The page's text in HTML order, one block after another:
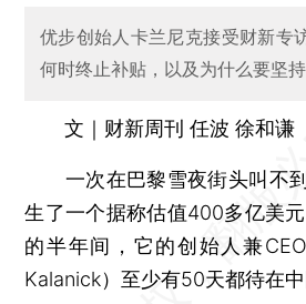
优步创始人卡兰尼克接受财新专
何时终止补贴，以及为什么要坚
文｜财新周刊 任波 徐和谦
一次在巴黎雪夜街头叫不到
生了一个据称估值400多亿美
的半年间，它的创始人兼CEO
Kalanick）至少有50天都待在中